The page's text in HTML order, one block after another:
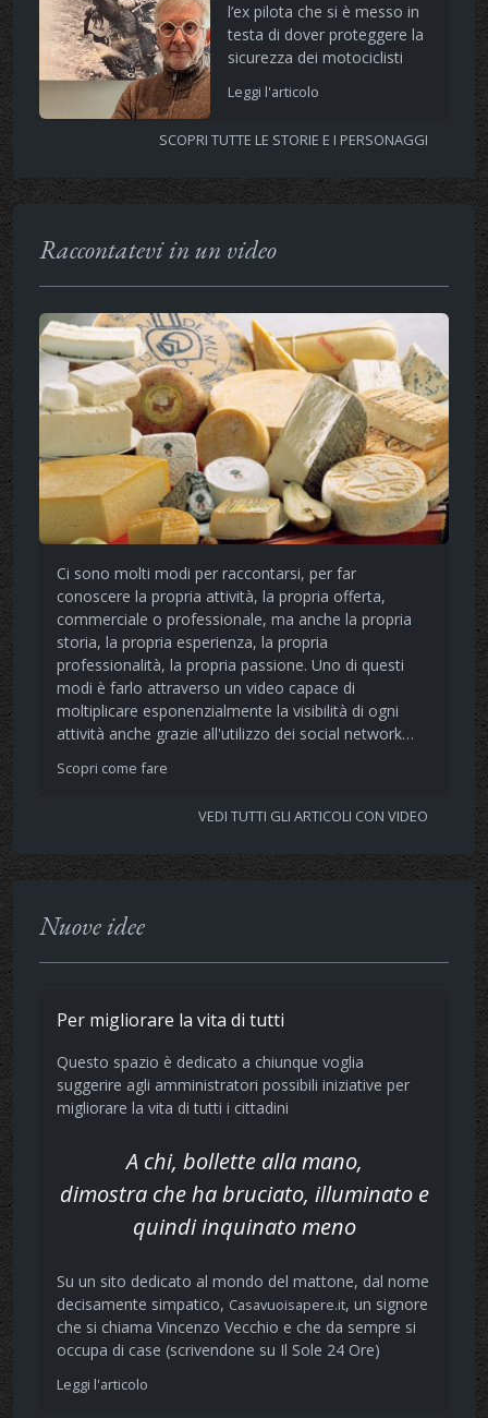
l’ex pilota che si è messo in
testa di dover proteggere la
sicurezza dei motociclisti
Leggi l'articolo
SCOPRI TUTTE LE STORIE E I PERSONAGGI
Raccontatevi in un video
Ci sono molti modi per raccontarsi, per far
conoscere la propria attività, la propria offerta,
commerciale o professionale, ma anche la propria
storia, la propria esperienza, la propria
professionalità, la propria passione. Uno di questi
modi è farlo attraverso un video capace di
moltiplicare esponenzialmente la visibilità di ogni
attività anche grazie all'utilizzo dei social network…
Scopri come fare
VEDI TUTTI GLI ARTICOLI CON VIDEO
Nuove idee
Per migliorare la vita di tutti
Questo spazio è dedicato a chiunque voglia
suggerire agli amministratori possibili iniziative per
migliorare la vita di tutti i cittadini
A chi, bollette alla mano,
dimostra che ha bruciato, illuminato e
quindi inquinato meno
Su un sito dedicato al mondo del mattone, dal nome
decisamente simpatico, Casavuoisapere.it, un signore
che si chiama Vincenzo Vecchio e che da sempre si
occupa di case (scrivendone su Il Sole 24 Ore)
Leggi l'articolo